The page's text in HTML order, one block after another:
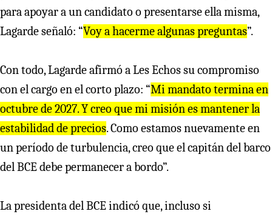
para apoyar a un candidato o presentarse ella misma,
Lagarde señaló: “Voy a hacerme algunas preguntas”.
Con todo, Lagarde afirmó a Les Echos su compromiso
con el cargo en el corto plazo: “Mi mandato termina en
octubre de 2027. Y creo que mi misión es mantener la
estabilidad de precios. Como estamos nuevamente en
un período de turbulencia, creo que el capitán del barco
del BCE debe permanecer a bordo”.
La presidenta del BCE indicó que, incluso si